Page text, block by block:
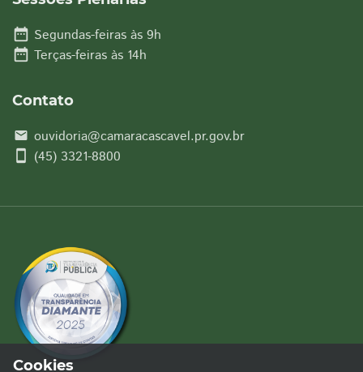
date_range Segundas-feiras às 9h
date_range Terças-feiras às 14h
Contato
email ouvidoria@camaracascavel.pr.gov.br
smartphone (45) 3321-8800
Cookies